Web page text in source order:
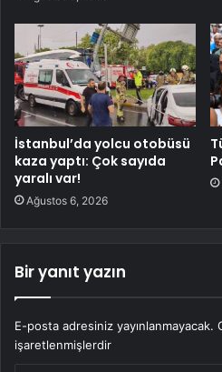
İstanbul’da yolcu otobüsü
kaza yaptı: Çok sayıda
yaralı var!
Ağustos 6, 2026
Bir yanıt yazın
E-posta adresiniz yayınlanmayacak.
işaretlenmişlerdir